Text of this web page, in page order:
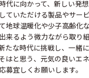
代に向かって、新しい発
ていただける製品やサー
地球温暖化や少子高齢化
来るよう微力ながら取り組
たな時代に挑戦し、一緒
はと思う、元気の良いエ
募宜しくお願いします。